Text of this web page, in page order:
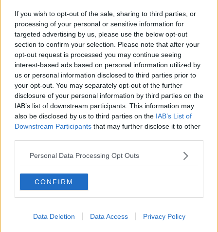
If you wish to opt-out of the sale, sharing to third parties, or
processing of your personal or sensitive information for
targeted advertising by us, please use the below opt-out
section to confirm your selection. Please note that after your
opt-out request is processed you may continue seeing
interest-based ads based on personal information utilized by
us or personal information disclosed to third parties prior to
your opt-out. You may separately opt-out of the further
disclosure of your personal information by third parties on the
IAB’s list of downstream participants. This information may
also be disclosed by us to third parties on the IAB’s List of
Downstream Participants that may further disclose it to other
Personal Data Processing Opt Outs
CONFIRM
Data Deletion Data Access Privacy Policy
Suvignano - spiegala consigliera Anna Paris- Per dare stabilità e
un futuro alla Tenuta c’è bisogno di potenziare la redditività della
società modernizzando l’attività agricola e introducendo nuovi
processi produttivi come ad esempio quelli di trasformazione e
commercializzazione dei prodotti agricoli. Solo con questo
potenziamento è possibile rendere autonoma la gestione della
Tenuta che, anche per gli effetti della pandemia, in questi anni si è
retta soprattutto grazie ai contributi regionali. Chiediamo, inoltre,
che venga valutata la possibilità di ottenere la qualifica di
imprenditore agricolo professionale (IAP) per perfezionare la natura
della società e poter accedere alle agevolazioni di natura fiscale e
tributaria, oltre che per l’accesso ai piani di sviluppo rurale"
L’approvazione unanime di questa mozione rappresenta un primo
importante passo affinché dalla
delle attività teso a trasformare Suvignano
agricola modello e all’avanguardia con l’impiego di innovazione in
Un'azienda agricola che deve creare ricchezza attraverso l'impiego